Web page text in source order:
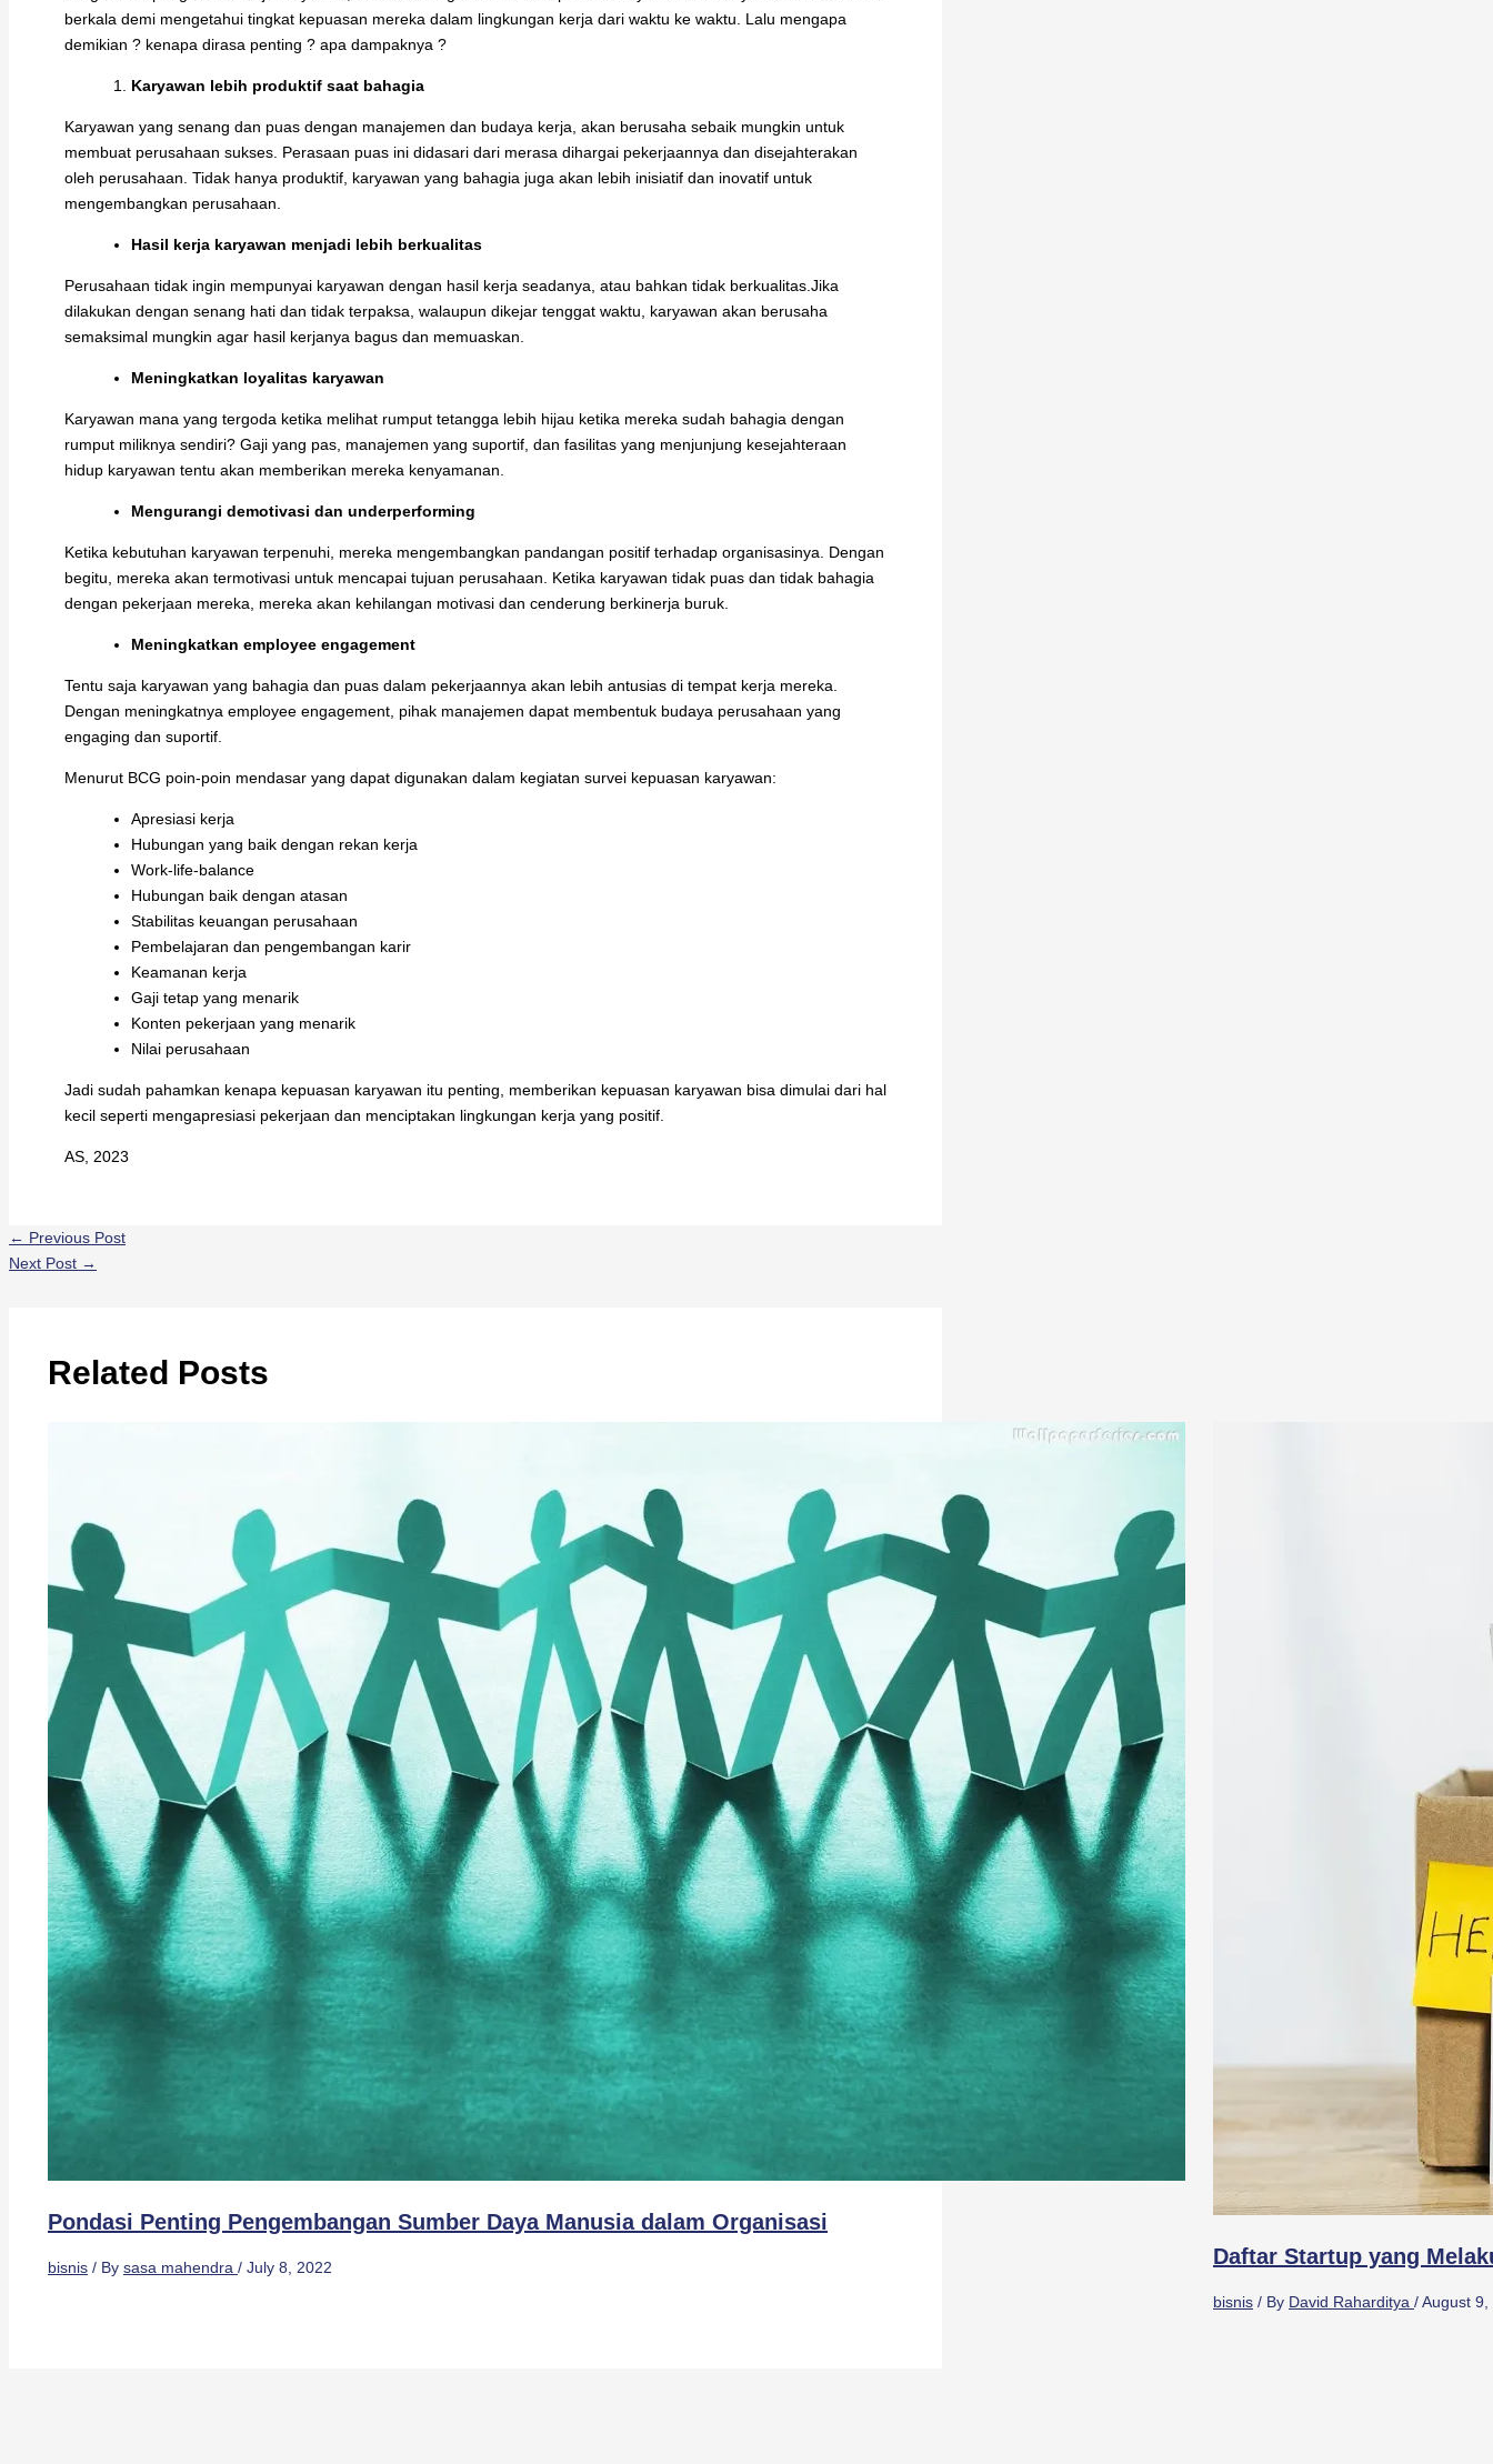
berkala demi mengetahui tingkat kepuasan mereka dalam lingkungan kerja dari waktu ke waktu. Lalu mengapa
demikian ? kenapa dirasa penting ? apa dampaknya ?
Karyawan lebih produktif saat bahagia
Karyawan yang senang dan puas dengan manajemen dan budaya kerja, akan berusaha sebaik mungkin untuk
membuat perusahaan sukses. Perasaan puas ini didasari dari merasa dihargai pekerjaannya dan disejahterakan
oleh perusahaan. Tidak hanya produktif, karyawan yang bahagia juga akan lebih inisiatif dan inovatif untuk
mengembangkan perusahaan.
Hasil kerja karyawan menjadi lebih berkualitas
Perusahaan tidak ingin mempunyai karyawan dengan hasil kerja seadanya, atau bahkan tidak berkualitas.Jika
dilakukan dengan senang hati dan tidak terpaksa, walaupun dikejar tenggat waktu, karyawan akan berusaha
semaksimal mungkin agar hasil kerjanya bagus dan memuaskan.
Meningkatkan loyalitas karyawan
Karyawan mana yang tergoda ketika melihat rumput tetangga lebih hijau ketika mereka sudah bahagia dengan
rumput miliknya sendiri? Gaji yang pas, manajemen yang suportif, dan fasilitas yang menjunjung kesejahteraan
hidup karyawan tentu akan memberikan mereka kenyamanan.
Mengurangi demotivasi dan underperforming
Ketika kebutuhan karyawan terpenuhi, mereka mengembangkan pandangan positif terhadap organisasinya. Dengan
begitu, mereka akan termotivasi untuk mencapai tujuan perusahaan. Ketika karyawan tidak puas dan tidak bahagia
dengan pekerjaan mereka, mereka akan kehilangan motivasi dan cenderung berkinerja buruk.
Meningkatkan employee engagement
Tentu saja karyawan yang bahagia dan puas dalam pekerjaannya akan lebih antusias di tempat kerja mereka.
Dengan meningkatnya employee engagement, pihak manajemen dapat membentuk budaya perusahaan yang
engaging dan suportif.
Menurut BCG poin-poin mendasar yang dapat digunakan dalam kegiatan survei kepuasan karyawan:
Apresiasi kerja
Hubungan yang baik dengan rekan kerja
Work-life-balance
Hubungan baik dengan atasan
Stabilitas keuangan perusahaan
Pembelajaran dan pengembangan karir
Keamanan kerja
Gaji tetap yang menarik
Konten pekerjaan yang menarik
Nilai perusahaan
Jadi sudah pahamkan kenapa kepuasan karyawan itu penting, memberikan kepuasan karyawan bisa dimulai dari hal
kecil seperti mengapresiasi pekerjaan dan menciptakan lingkungan kerja yang positif.
AS, 2023
← Previous Post
Next Post →
Related Posts
Pondasi Penting Pengembangan Sumber Daya Manusia dalam Organisasi
bisnis / By sasa mahendra / July 8, 2022 Daftar Startup yang
bisnis / By David Raharditya /August 9,